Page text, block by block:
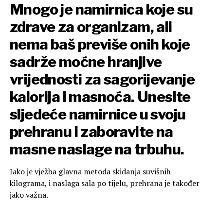
Mnogo je namirnica koje su
zdrave za organizam, ali
nema baš previše onih koje
sadrže moćne hranjive
vrijednosti za sagorijevanje
kalorija i masnoća. Unesite
sljedeće namirnice u svoju
prehranu i zaboravite na
masne naslage na trbuhu.
Iako je vježba glavna metoda skidanja suvišnih
kilograma, i naslaga sala po tijelu, prehrana je također
jako važna.